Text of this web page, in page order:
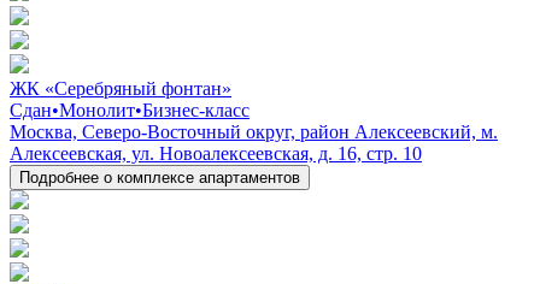
ЖК «Серебряный фонтан»
Сдан•Монолит•Бизнес-класс
Москва, Северо-Восточный округ, район Алексеевский, м.
Алексеевская, ул. Новоалексеевская, д. 16, стр. 10
Подробнее о комплексе апартаментов